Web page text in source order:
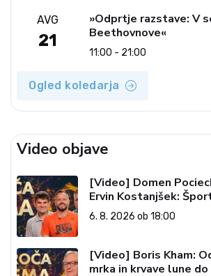
AVG
21
»Odprtje razstave: V
Beethovnove«
11:00 - 21:00
Ogled koledarja
Video objave
[Video] Domen
Ervin Kostanjšek:
(Vroča tema, 6. 8. 2026)
6. 8. 2026 ob 18:00
[Video] Boris Kham:
mrka in krvave lune